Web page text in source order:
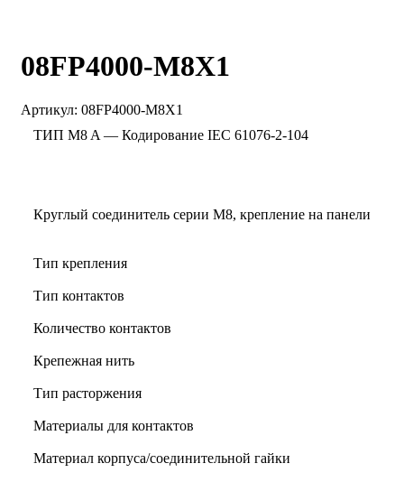
08FP4000-M8X1
Артикул: 08FP4000-M8X1
ТИП M8 A — Кодирование IEC 61076-2-104
Круглый соединитель серии M8, крепление на панели
Тип крепления
Тип контактов
Количество контактов
Крепежная нить
Тип расторжения
Материалы для контактов
Материал корпуса/соединительной гайки